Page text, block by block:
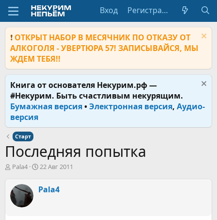
Вход Регистрация
❗ ОТКРЫТ НАБОР В МЕСЯЧНИК ПО ОТКАЗУ ОТ
АЛКОГОЛЯ - УВЕРТЮРА 57! ЗАПИСЫВАЙСЯ, МЫ
ЖДЕМ ТЕБЯ!!
Книга от основателя Некурим.рф —
#Некурим. Быть счастливым некурящим.
Бумажная версия•Электронная версия, Аудио-
версия
Старт
Последняя попытка
А
о
р
Pala4
Д
а
22 Авг 2011
Pala4